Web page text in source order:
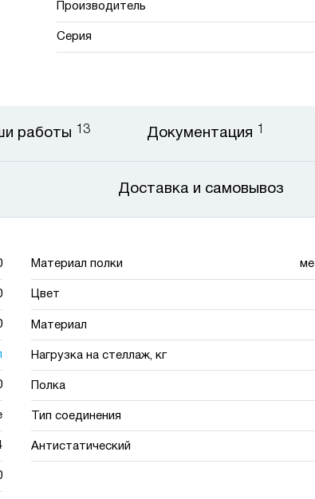
Производитель
Серия
Материал полки
Цвет
Материал
Нагрузка на стеллаж, кг
Полка
Тип соединения
Антистатический
работы 13 Документация 1
Доставка и самовывоз